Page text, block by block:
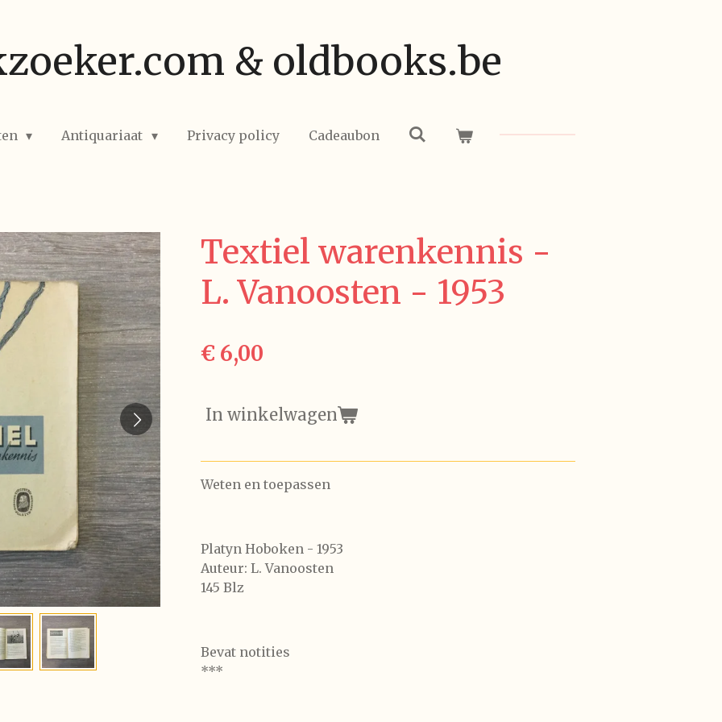
& oldbooks.be
Antiquariaat Privacy policy Cadeaubon
Textiel warenkennis -
L. Vanoosten - 1953
€ 6,00
In winkelwagen
Weten en toepassen
Platyn Hoboken - 1953
Auteur: L. Vanoosten
145 Blz
Bevat notities
***